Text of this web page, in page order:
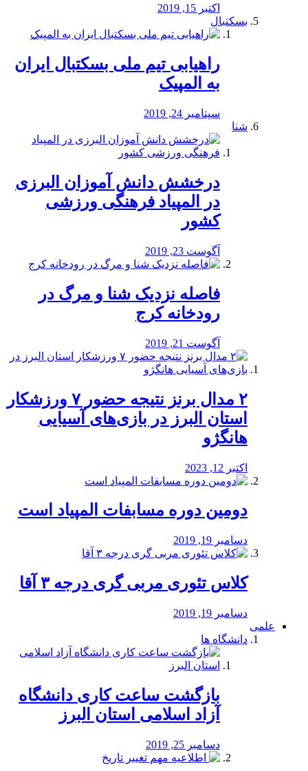
اکتبر 15, 2019
بسکتبال
راهیابی تیم ملی بسکتبال ایران
به المپیک
سپتامبر 24, 2019
شنا
درخشش دانش آموزان البرزی
در المپیاد فرهنگی ورزشی
کشور
آگوست 23, 2019
️فاصله نزدیک شنا و مرگ در
رودخانه کرج
آگوست 21, 2019
۲ مدال برنز نتیجه حضور ۷ ورزشکار
استان البرز در بازی‌های آسیایی
هانگژو
اکتبر 12, 2023
دومین دوره مسابفات المپیاد است
دسامبر 19, 2019
کلاس تئوری مربی گری درجه ۳ آقا
دسامبر 19, 2019
علمی
دانشگاه ها
بازگشت ساعت کاری دانشگاه
آزاد اسلامی استان البرز
دسامبر 25, 2019